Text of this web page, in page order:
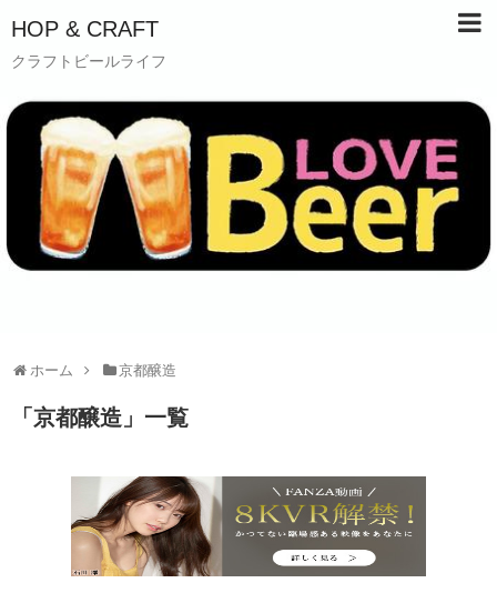
HOP & CRAFT
クラフトビールライフ
ホーム 京都醸造
「 京都醸造 」 一覧